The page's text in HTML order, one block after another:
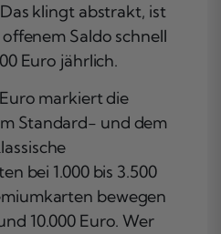
klingt abstrakt, ist
Saldo schnell
Euro jährlich.
markiert die
Standard- und dem
bei 1.000 bis 3.500
bewegen
10.000 Euro. Wer